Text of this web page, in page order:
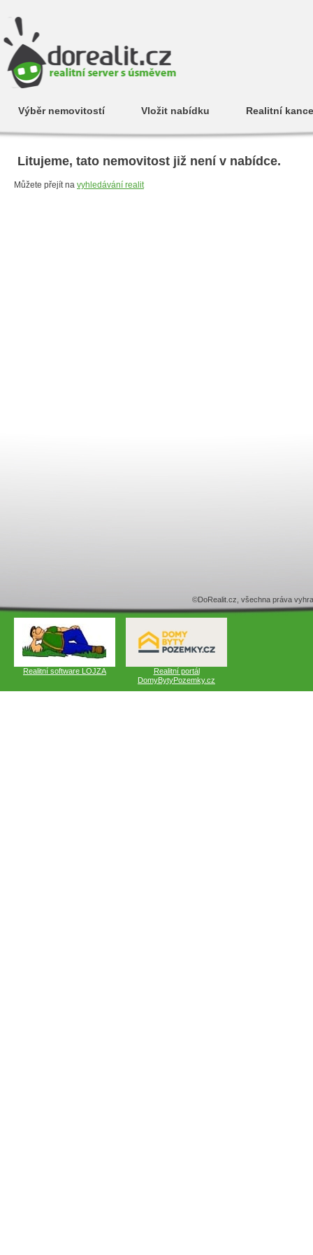
Výběr nemovitostí Vložit nabídku Realitní
Litujeme, tato nemovitost již není v nabídce.
Můžete přejít na vyhledávání realit
©DoRealit.cz, všechna práva
Realitní software LOJZA
Realitní portál
DomyBytyPozemky.cz